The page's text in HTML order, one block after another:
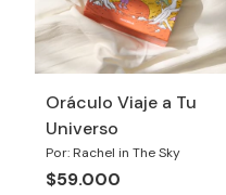
Oráculo Viaje a Tu
Universo
Por: Rachel in The Sky
$59.000